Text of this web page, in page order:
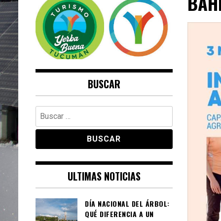
SUSTENTABLE
+ENERGÍAS RENOVABLES
+RESPONSABLE SOCIALMENTE
+PERIODISMO AUTÉNTICO
BUSCAR
Buscar:
ULTIMAS NOTICIAS
DÍA NACIONAL DEL ÁRBOL:
QUÉ DIFERENCIA A UN